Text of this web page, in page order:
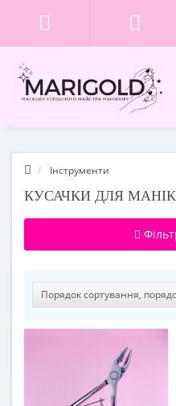
Інструменти
КУСАЧКИ ДЛЯ